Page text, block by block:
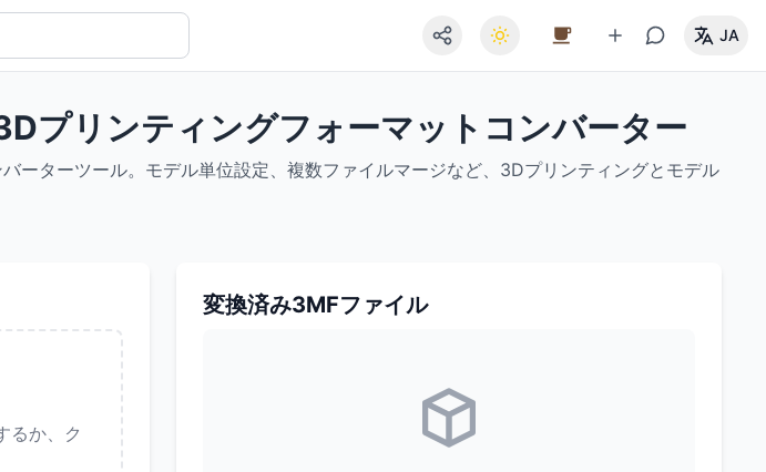
JA
プリンティングフォーマットコンバーター
ーターツール。モデル単位設定、複数ファイルマージなど、3Dプリンティングとモデル
るか、ク
変換済み3MFファイル